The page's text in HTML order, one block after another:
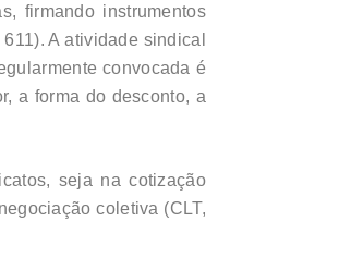
firmando instrumentos
A atividade sindical
convocada é
a forma do desconto, a
seja na cotização
coletiva (CLT,